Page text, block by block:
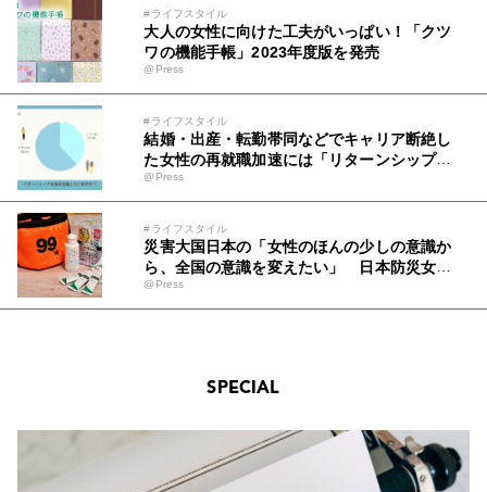
#ライフスタイル
大人の女性に向けた工夫がいっぱい！「クツ
ワの機能手帳」2023年度版を発売
@Press
#ライフスタイル
結婚・出産・転勤帯同などでキャリア断絶し
た女性の再就職加速には「リターンシップ」
実施環境整備が急務
@Press
#ライフスタイル
災害大国日本の「女性のほんの少しの意識か
ら、全国の意識を変えたい」 日本防災女子
株式会社と美術学校の生徒による女性防災セ
ット99販売開始！
@Press
SPECIAL